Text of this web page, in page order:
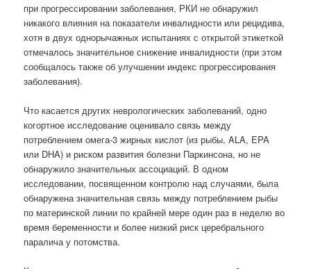
при прогрессировании заболевания, РКИ не обнаружил
никакого влияния на показатели инвалидности или рецидива,
хотя в двух однорычажных испытаниях с открытой этикеткой
отмечалось значительное снижение инвалидности (при этом
сообщалось также об улучшении индекс прогрессирования
заболевания).
Что касается других неврологических заболеваний, одно
когортное исследование оценивало связь между
потреблением омега-3 жирных кислот (из рыбы, ALA, EPA
или DHA) и риском развития болезни Паркинсона, но не
обнаружило значительных ассоциаций. В одном
исследовании, посвященном контролю над случаями, была
обнаружена значительная связь между потреблением рыбы
по материнской линии по крайней мере один раз в неделю во
время беременности и более низкий риск церебрального
паралича у потомства.